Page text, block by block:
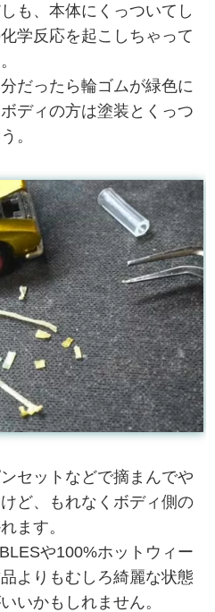
も、本体にくっついてし
学反応を起こしちゃって
だったら輪ゴムが緑色に
ディの方は塗装とくっつ
。
セットなどで摘まんでや
ど、もれなくボディ側の
ます。
や100%ホットウィー
よりもむしろ綺麗な状態
いかもしれません。